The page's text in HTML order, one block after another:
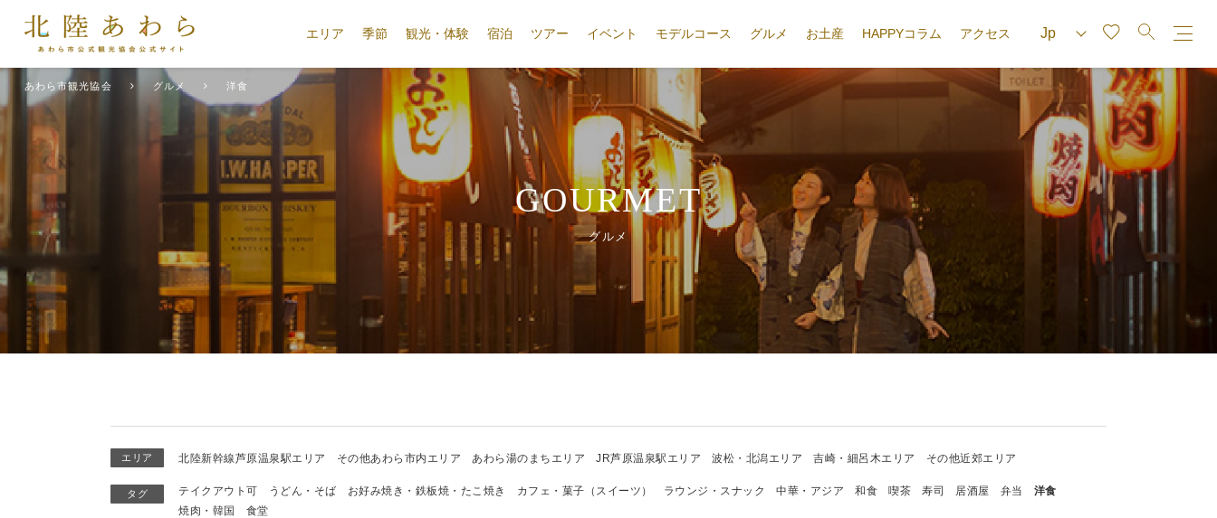
エリア 季節 観光・体験 宿泊 ツアー イベント モデルコース グルメ お土産 HAPPYコラム アクセス
あわら市観光協会 グルメ 洋食
GOURMET
グルメ
エリア 北陸新幹線芦原温泉駅エリア その他あわら市内エリア あわら湯のまちエリア JR芦原温泉駅エリア 波松・北潟エリア 吉崎・細呂木エリア その他近郊エリア
タグ テイクアウト可 うどん・そば お好み焼き・鉄板焼・たこ焼き カフェ・菓子（スイーツ） ラウンジ・スナック 中華・アジア 和食 喫茶 寿司 居酒屋 弁当
洋食
焼肉・韓国
食堂